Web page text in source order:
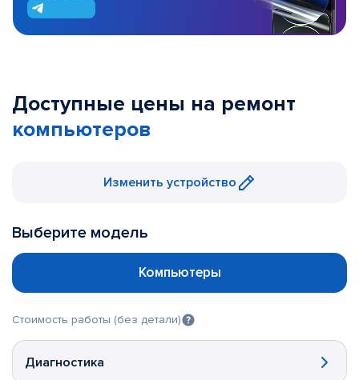
Доступные цены на ремонт
компьютеров
Изменить устройство
Выберите модель
Компьютеры
Стоимость работы (без детали)
Диагностика